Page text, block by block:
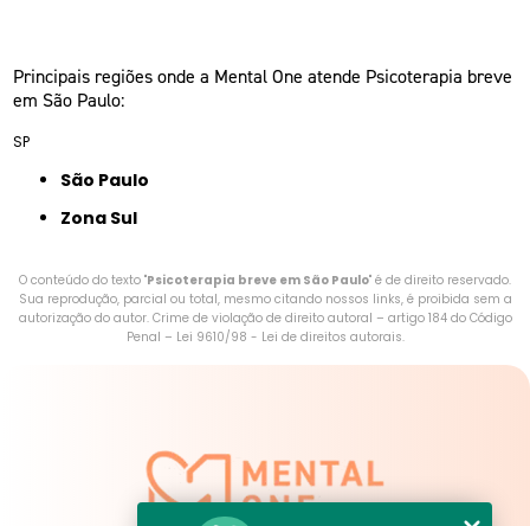
Principais regiões onde a Mental One atende Psicoterapia breve
em São Paulo:
SP
São Paulo
Zona Sul
O conteúdo do texto "Psicoterapia breve em São Paulo" é de direito reservado.
Sua reprodução, parcial ou total, mesmo citando nossos links, é proibida sem a
autorização do autor. Crime de violação de direito autoral – artigo 184 do Código
Penal – Lei 9610/98 - Lei de direitos autorais.